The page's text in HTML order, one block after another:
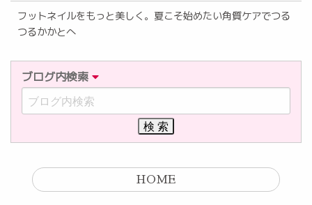
フットネイルをもっと美しく。夏こそ始めたい角質ケアでつる
つるかかとへ
ブログ内検索
HOME